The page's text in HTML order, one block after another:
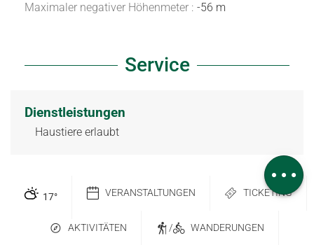
Kommentare
Maximaler negativer Höhenmeter : -56 m
Service
Dienstleistungen
Haustiere erlaubt
17° VERANSTALTUNGEN TICKETING
AKTIVITÄTEN / WANDERUNGEN